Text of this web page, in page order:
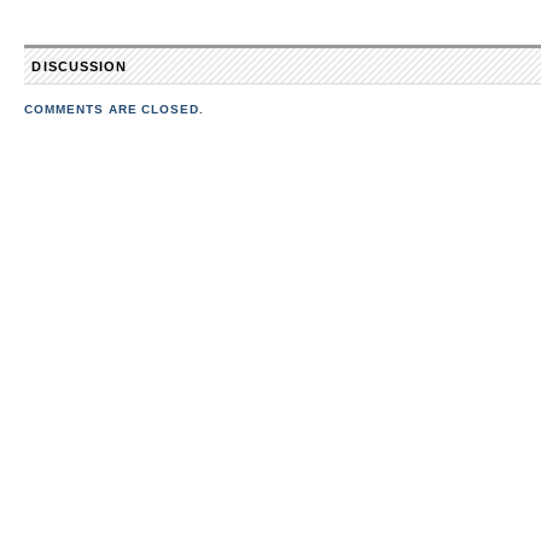
DISCUSSION
COMMENTS ARE CLOSED.